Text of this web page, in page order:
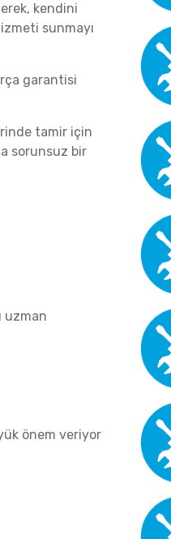
kendini
sunmayı
garantisi
tamir için
sorunsuz bir
uzman
önem veriyor